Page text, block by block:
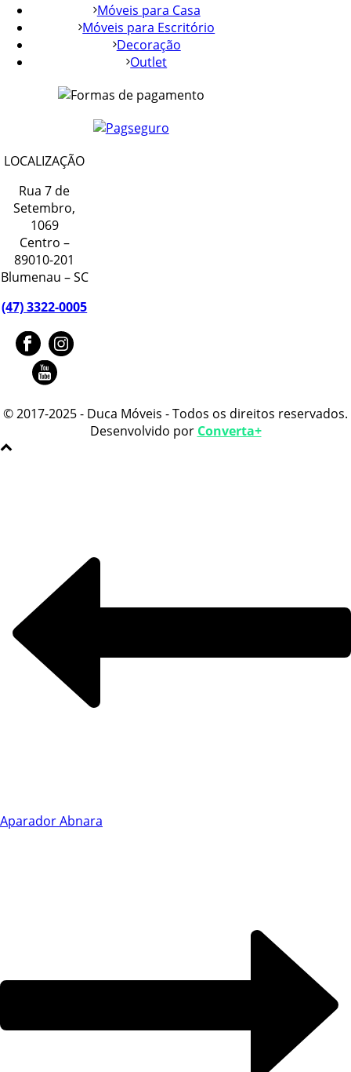
Móveis para Casa
Móveis para Escritório
Decoração
Outlet
LOCALIZAÇÃO
Rua 7 de
Setembro,
1069
Centro –
89010-201
Blumenau – SC
(47) 3322-0005
© 2017-2025 - Duca Móveis - Todos os direitos reservados.
Desenvolvido por Converta+
Aparador Abnara
Ao informar meus dados e clicar em ‘INICIAR CONVERSA’, eu